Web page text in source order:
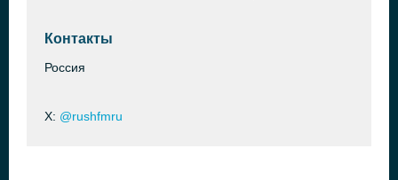
Контакты
Россия
X: @rushfmru